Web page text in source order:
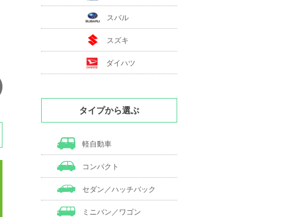
スバル
スズキ
ダイハツ
タイプから選ぶ
軽自動車
コンパクト
セダン／ハッチバック
ミニバン／ワゴン